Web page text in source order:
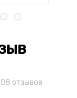
отзывов